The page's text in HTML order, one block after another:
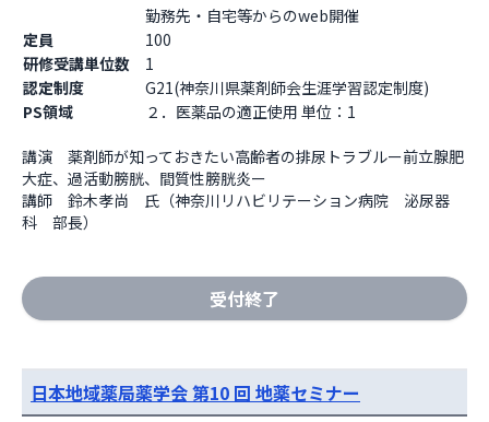
勤務先・自宅等からのweb開催
定員
100
研修受講単位数
1
認定制度
G21(神奈川県薬剤師会生涯学習認定制度)
PS領域
２．医薬品の適正使用 単位：1
講演　薬剤師が知っておきたい高齢者の排尿トラブルー前立腺肥
大症、過活動膀胱、間質性膀胱炎ー
講師　鈴木孝尚　氏（神奈川リハビリテーション病院　泌尿器
科　部長）
受付終了
日本地域薬局薬学会 第10 回 地薬セミナー